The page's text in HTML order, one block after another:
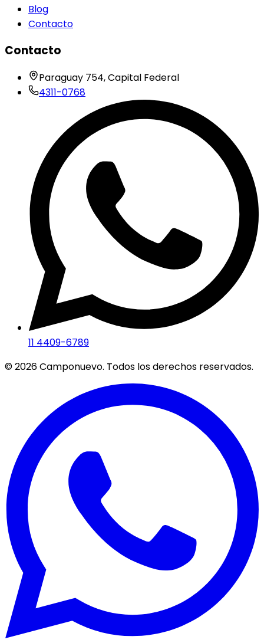
Blog
Contacto
Contacto
Paraguay 754, Capital Federal
4311-0768
11 4409-6789
©2026Camponuevo. Todos los derechos reservados.